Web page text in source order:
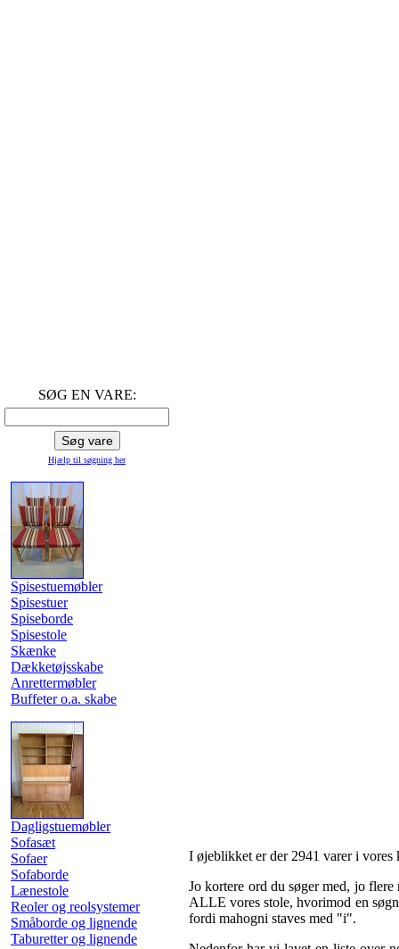
SØG EN VARE:
Hjælp til søgning her
Spisestuemøbler
Spisestuer
Spiseborde
Spisestole
Skænke
Dækketøjsskabe
Anrettermøbler
Buffeter o.a. skabe
Dagligstuemøbler
Sofasæt
Sofaer
Sofaborde
Lænestole
Reoler og reolsystemer
Småborde og lignende
Taburetter og lignende
I øjeblikket er der 2941 varer i
Jo kortere ord du søger med, jo
ALLE vores stole, hvorimod en
fordi mahogni staves med "i".